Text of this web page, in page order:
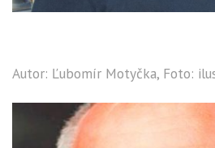
Autor: Ľubomír Motyčka, Foto: